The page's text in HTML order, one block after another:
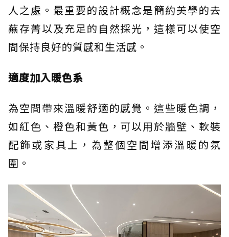
人之處。最重要的設計概念是簡約美學的去
蕪存菁以及充足的自然採光，這樣可以使空
間保持良好的質感和生活感。
適度加入暖色系
為空間帶來溫暖舒適的感覺。這些暖色調，
如紅色、橙色和黃色，可以用於牆壁、軟裝
配飾或家具上，為整個空間增添溫暖的氛
圍。